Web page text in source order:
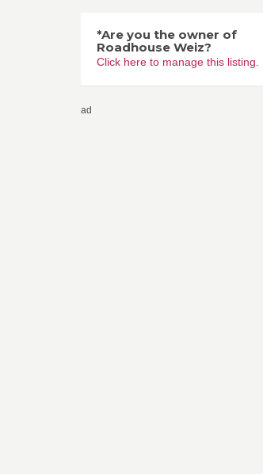
*Are you the owner of
Roadhouse Weiz?
Click here to manage this listing.
ad